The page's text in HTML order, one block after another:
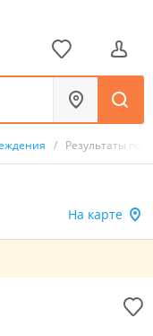
/ Результаты
На карте